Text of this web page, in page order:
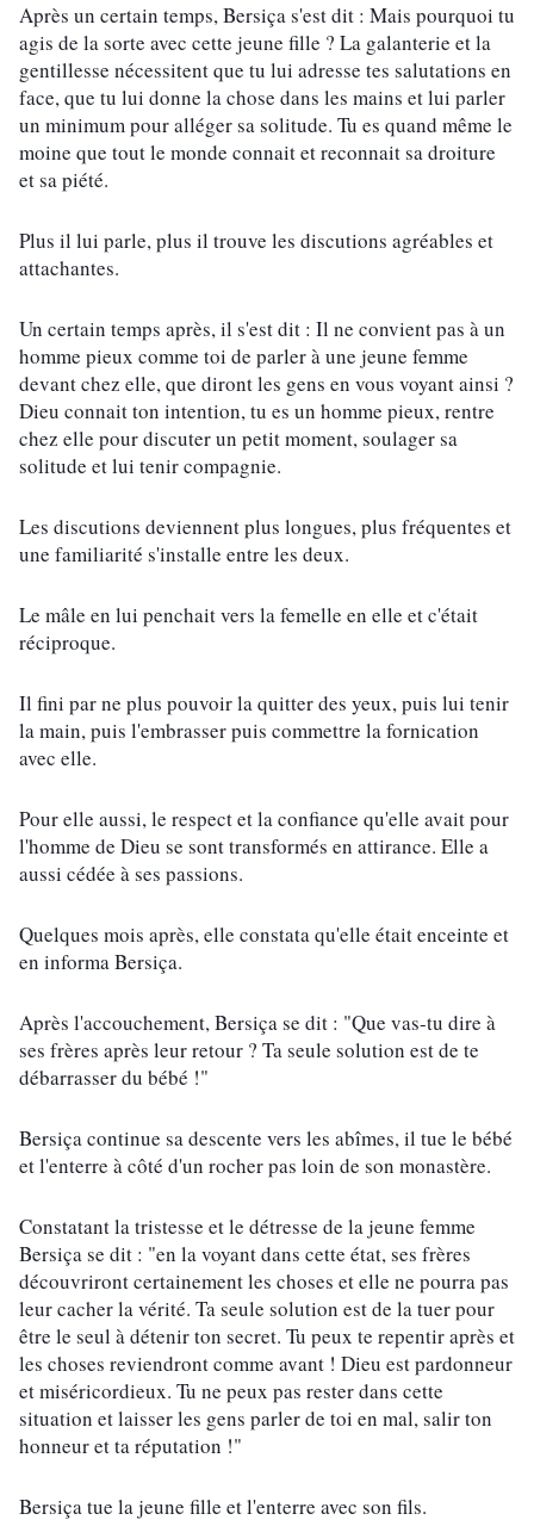
Après un certain temps, Bersiça s'est dit : Mais pourquoi tu
agis de la sorte avec cette jeune fille ? La galanterie et la
gentillesse nécessitent que tu lui adresse tes salutations en
face, que tu lui donne la chose dans les mains et lui parler
un minimum pour alléger sa solitude. Tu es quand même le
moine que tout le monde connait et reconnait sa droiture
et sa piété.
Plus il lui parle, plus il trouve les discutions agréables et
attachantes.
Un certain temps après, il s'est dit : Il ne convient pas à un
homme pieux comme toi de parler à une jeune femme
devant chez elle, que diront les gens en vous voyant ainsi ?
Dieu connait ton intention, tu es un homme pieux, rentre
chez elle pour discuter un petit moment, soulager sa
solitude et lui tenir compagnie.
Les discutions deviennent plus longues, plus fréquentes et
une familiarité s'installe entre les deux.
Le mâle en lui penchait vers la femelle en elle et c'était
réciproque.
Il fini par ne plus pouvoir la quitter des yeux, puis lui tenir
la main, puis l'embrasser puis commettre la fornication
avec elle.
Pour elle aussi, le respect et la confiance qu'elle avait pour
l'homme de Dieu se sont transformés en attirance. Elle a
aussi cédée à ses passions.
Quelques mois après, elle constata qu'elle était enceinte et
en informa Bersiça.
Après l'accouchement, Bersiça se dit : "Que vas-tu dire à
ses frères après leur retour ? Ta seule solution est de te
débarrasser du bébé !"
Bersiça continue sa descente vers les abîmes, il tue le bébé
et l'enterre à côté d'un rocher pas loin de son monastère.
Constatant la tristesse et le détresse de la jeune femme
Bersiça se dit : "en la voyant dans cette état, ses frères
découvriront certainement les choses et elle ne pourra pas
leur cacher la vérité. Ta seule solution est de la tuer pour
être le seul à détenir ton secret. Tu peux te repentir après et
les choses reviendront comme avant ! Dieu est pardonneur
et miséricordieux. Tu ne peux pas rester dans cette
situation et laisser les gens parler de toi en mal, salir ton
honneur et ta réputation !"
Bersiça tue la jeune fille et l'enterre avec son fils.